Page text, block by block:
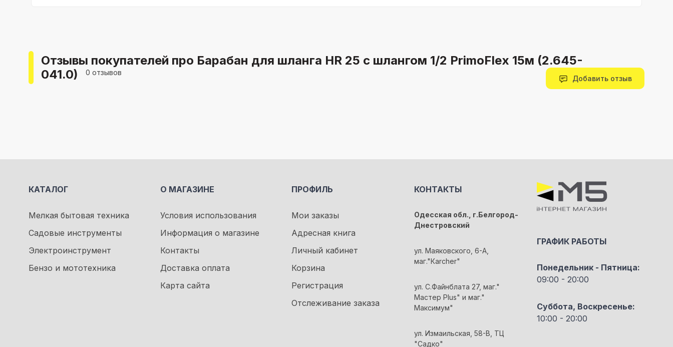
Отзывы покупателей про Барабан для шланга HR 25 с шлангом 1/2 PrimoFlex 15м (2.645-
041.0)
0 отзывов
Добавить отзыв
КАТАЛОГ
Мелкая бытовая техника
Садовые инструменты
Электроинструмент
Бензо и мототехника
О МАГАЗИНЕ
Условия использования
Информация о магазине
Контакты
Доставка оплата
Карта сайта
ПРОФИЛЬ
Мои заказы
Адресная книга
Личный кабинет
Корзина
Регистрация
Отслеживание заказа
КОНТАКТЫ
Одесская обл., г.Белгород-
Днестровский
ул. Маяковского, 6-А,
маг."Кarcher"
ул. С.Файнблата 27, маг."
Мастер Plus" и маг."
Максимум"
ул. Измаильская, 58-В, ТЦ
"Садко"
ГРАФИК РАБОТЫ
Понедельник - Пятница:
09:00 - 20:00
Суббота, Воскресенье:
10:00 - 20:00